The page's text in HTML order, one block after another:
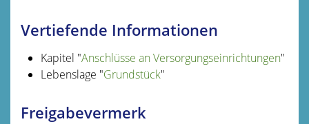
Vertiefende Informationen
Kapitel "Anschlüsse an Versorgungseinrichtungen"
Lebenslage "Grundstück"
Freigabevermerk